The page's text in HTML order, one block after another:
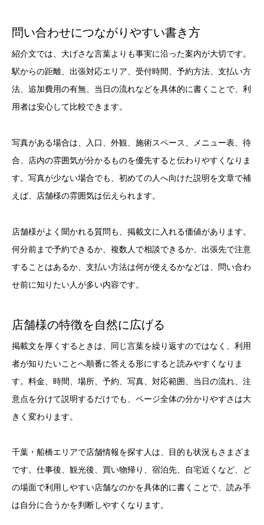
問い合わせにつながりやすい書き方
紹介文では、大げさな言葉よりも事実に沿った案内が大切です。
駅からの距離、出張対応エリア、受付時間、予約方法、支払い方
法、追加費用の有無、当日の流れなどを具体的に書くことで、利
用者は安心して比較できます。
写真がある場合は、入口、外観、施術スペース、メニュー表、待
合、店内の雰囲気が分かるものを優先すると伝わりやすくなりま
す。写真が少ない場合でも、初めての人へ向けた説明を文章で補
えば、店舗様の雰囲気は伝えられます。
店舗様がよく聞かれる質問も、掲載文に入れる価値があります。
何分前まで予約できるか、複数人で相談できるか、出張先で注意
することはあるか、支払い方法は何が使えるかなどは、問い合わ
せ前に知りたい人が多い内容です。
店舗様の特徴を自然に広げる
掲載文を厚くするときは、同じ言葉を繰り返すのではなく、利用
者が知りたいことへ順番に答える形にすると読みやすくなりま
す。料金、時間、場所、予約、写真、対応範囲、当日の流れ、注
意点を分けて説明するだけでも、ページ全体の分かりやすさは大
きく変わります。
千葉・船橋エリアで店舗情報を探す人は、目的も状況もさまざま
です。仕事後、観光後、買い物帰り、宿泊先、自宅近くなど、ど
の場面で利用しやすい店舗なのかを具体的に書くことで、読み手
は自分に合うかを判断しやすくなります。